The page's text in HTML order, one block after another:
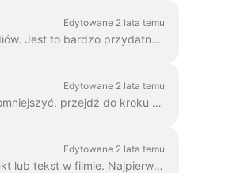
Edytowane 2 lata temu
Dzięki Wave.video możesz usuwać tło z obrazów przesyłanych do biblioteki multimediów. Jest to bardzo przydatne, gdy chcesz utworzyć kciuk...
Edytowane 2 lata temu
W Wave.video można powiększać i pomniejszać wideo lub obraz. Aby powiększyć/pomniejszyć, przejdź do kroku Edycja i przełącz się na zakładkę "Wideo/Obraz" (dep...
Edytowane 2 lata temu
Za pomocą edytora wave.video można łatwo rozmyć lub rozpikselować dowolny obiekt lub tekst w filmie. Najpierw otwórz edytor i wybierz "Nakładki i naklejki", a następnie ...